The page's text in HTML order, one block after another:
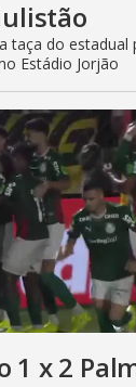
taça do estadual
Estádio Jorjão
1 x 2